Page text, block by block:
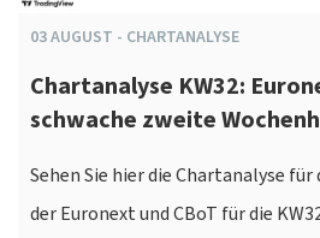
03AUGUST - CHARTANALYSE
Chartanalyse KW32:
schwache zweite
Sehen Sie hier die Chartanalyse
der Euronext und CBoT für die